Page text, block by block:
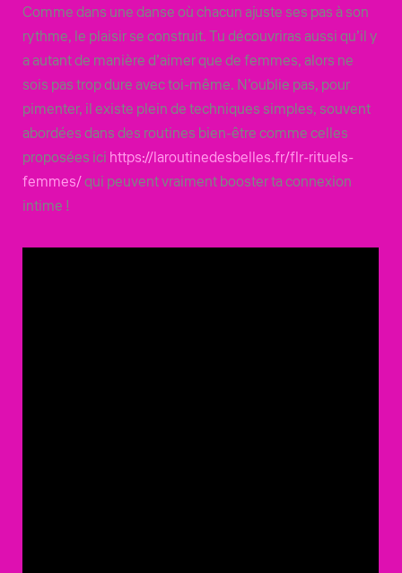
Comme dans une danse où chacun ajuste ses pas à son
rythme, le plaisir se construit. Tu découvriras aussi qu’il y
a autant de manière d’aimer que de femmes, alors ne
sois pas trop dure avec toi-même. N’oublie pas, pour
pimenter, il existe plein de techniques simples, souvent
abordées dans des routines bien-être comme celles
proposées ici https://laroutinedesbelles.fr/flr-rituels-
femmes/qui peuvent vraiment booster ta connexion
intime !